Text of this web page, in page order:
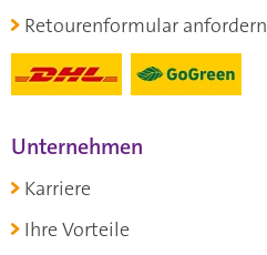
Retourenformular anfordern
Unternehmen
Karriere
Ihre Vorteile